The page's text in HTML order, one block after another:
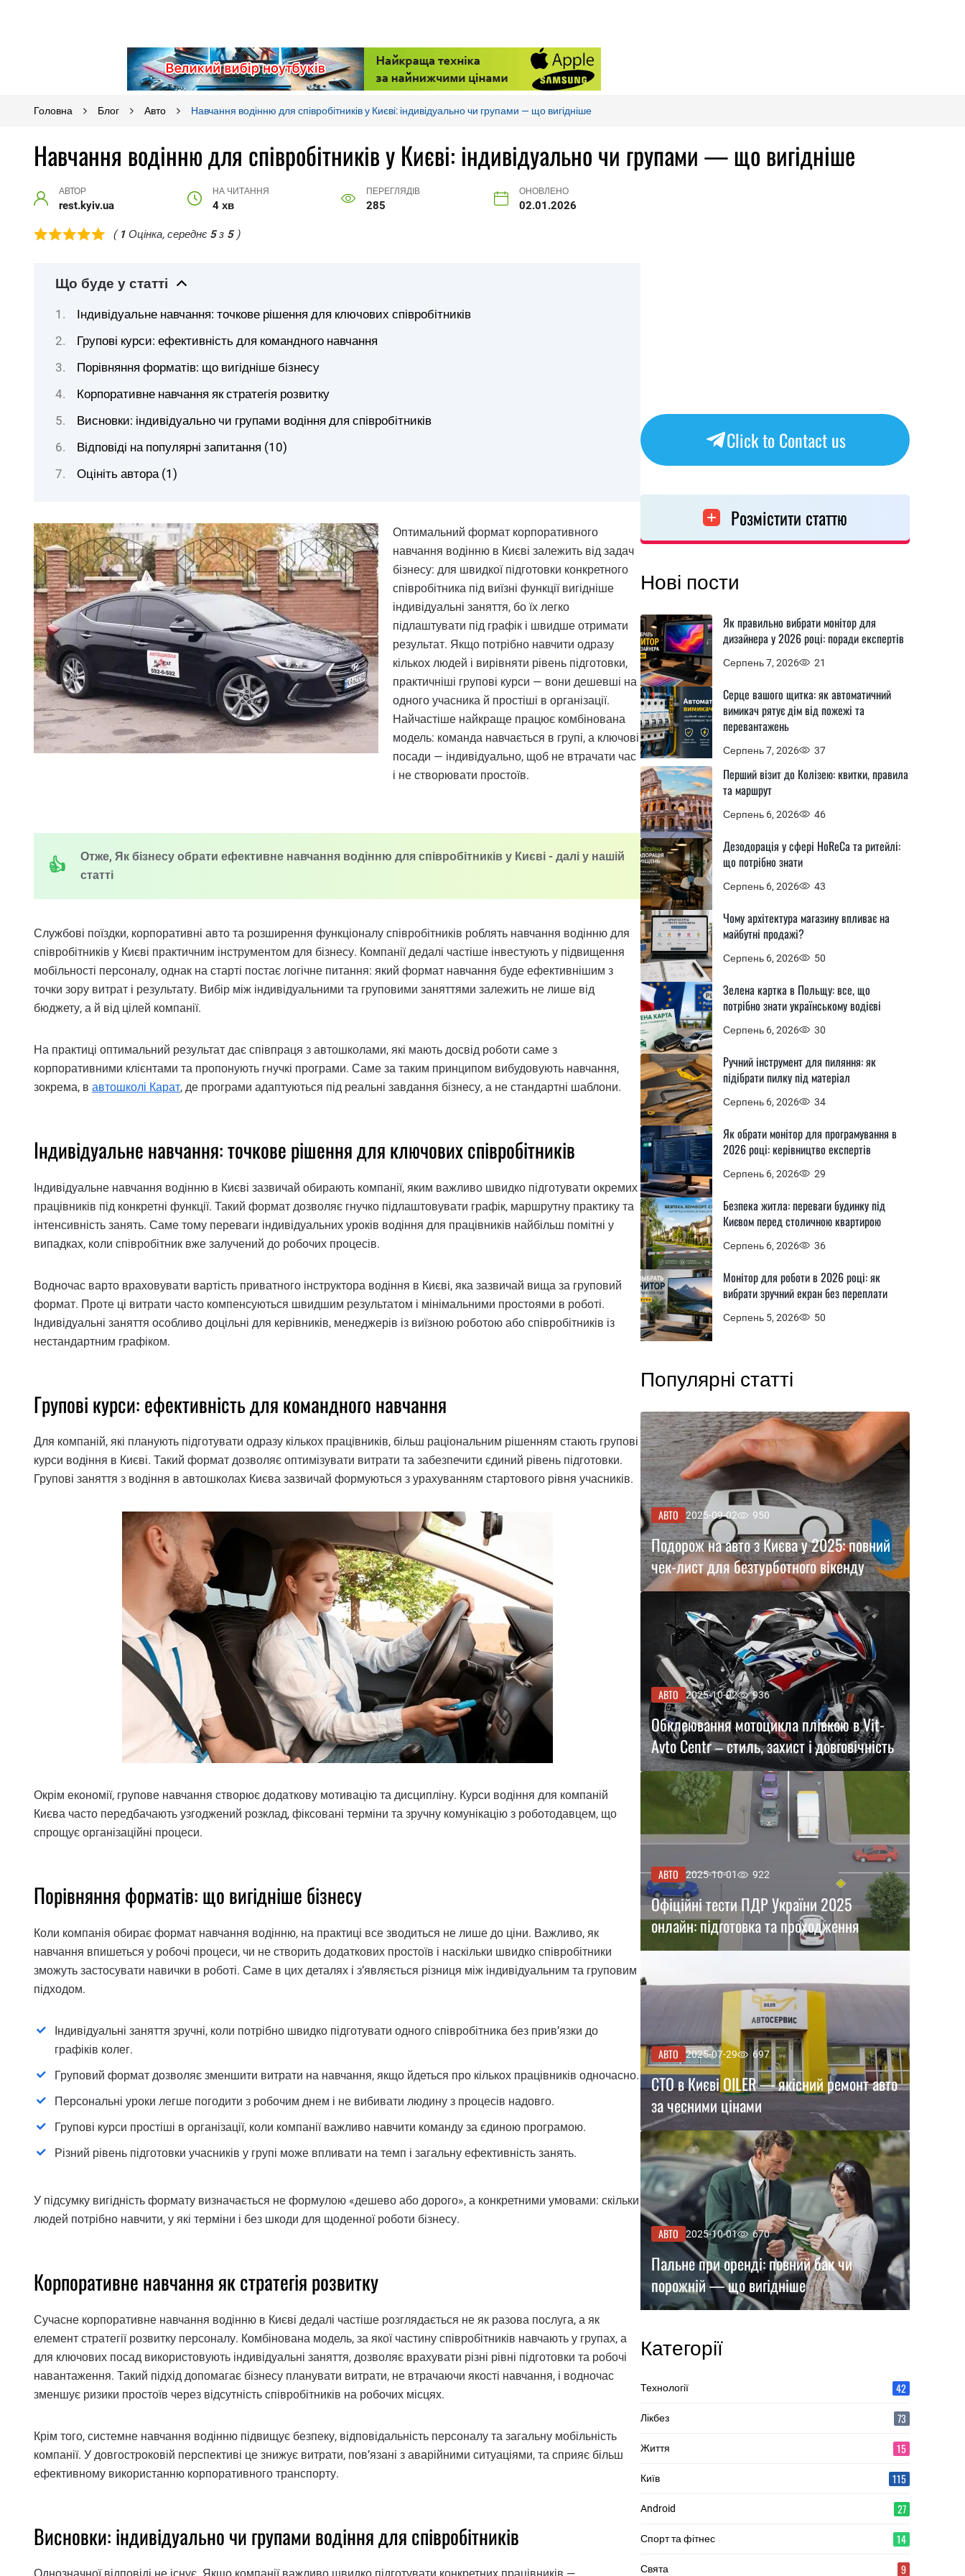
Головна Блог Авто Навчання водінню для співробітників у Києві: індивідуально чи групами — що вигідніше
Навчання водінню для співробітників у Києві: індивідуально чи групами — що вигідніше
АВТОР
rest.kyiv.ua
НА ЧИТАННЯ
4 хв
ПЕРЕГЛЯДІВ
285
ОНОВЛЕНО
02.01.2026
( 1 Оцінка, середнє 5з 5)
Що буде у статті
Індивідуальне навчання: точкове рішення для ключових співробітників
Групові курси: ефективність для командного навчання
Порівняння форматів: що вигідніше бізнесу
Корпоративне навчання як стратегія розвитку
Висновки: індивідуально чи групами водіння для співробітників
Відповіді на популярні запитання (10)
Оцініть автора (1)
Оптимальний формат корпоративного
навчання водінню в Києві залежить від задач
бізнесу: для швидкої підготовки конкретного
співробітника під виїзні функції вигідніше
індивідуальні заняття, бо їх легко
підлаштувати під графік і швидше отримати
результат. Якщо потрібно навчити одразу
кількох людей і вирівняти рівень підготовки,
практичніші групові курси — вони дешевші на
одного учасника й простіші в організації.
Найчастіше найкраще працює комбінована
модель: команда навчається в групі, а ключові
посади — індивідуально, щоб не втрачати час
і не створювати простоїв.
Отже, Як бізнесу обрати ефективне навчання водінню для співробітників у Києві - далі у нашій
статті
Службові поїздки, корпоративні авто та розширення функціоналу співробітників роблять навчання водінню для
співробітників у Києві практичним інструментом для бізнесу. Компанії дедалі частіше інвестують у підвищення
мобільності персоналу, однак на старті постає логічне питання: який формат навчання буде ефективнішим з
точки зору витрат і результату. Вибір між індивідуальними та груповими заняттями залежить не лише від
бюджету, а й від цілей компанії.
На практиці оптимальний результат дає співпраця з автошколами, які мають досвід роботи саме з
корпоративними клієнтами та пропонують гнучкі програми. Саме за таким принципом вибудовують навчання,
зокрема, в автошколі Карат, де програми адаптуються під реальні завдання бізнесу, а не стандартні шаблони.
Індивідуальне навчання: точкове рішення для ключових співробітників
Індивідуальне навчання водінню в Києві зазвичай обирають компанії, яким важливо швидко підготувати окремих
працівників під конкретні функції. Такий формат дозволяє гнучко підлаштовувати графік, маршрутну практику та
інтенсивність занять. Саме тому переваги індивідуальних уроків водіння для працівників найбільш помітні у
випадках, коли співробітник вже залучений до робочих процесів.
Водночас варто враховувати вартість приватного інструктора водіння в Києві, яка зазвичай вища за груповий
формат. Проте ці витрати часто компенсуються швидшим результатом і мінімальними простоями в роботі.
Індивідуальні заняття особливо доцільні для керівників, менеджерів із виїзною роботою або співробітників із
нестандартним графіком.
Групові курси: ефективність для командного навчання
Для компаній, які планують підготувати одразу кількох працівників, більш раціональним рішенням стають групові
курси водіння в Києві. Такий формат дозволяє оптимізувати витрати та забезпечити єдиний рівень підготовки.
Групові заняття з водіння в автошколах Києва зазвичай формуються з урахуванням стартового рівня учасників.
Окрім економії, групове навчання створює додаткову мотивацію та дисципліну. Курси водіння для компаній
Києва часто передбачають узгоджений розклад, фіксовані терміни та зручну комунікацію з роботодавцем, що
спрощує організаційні процеси.
Порівняння форматів: що вигідніше бізнесу
Коли компанія обирає формат навчання водінню, на практиці все зводиться не лише до ціни. Важливо, як
навчання впишеться у робочі процеси, чи не створить додаткових простоїв і наскільки швидко співробітники
зможуть застосувати навички в роботі. Саме в цих деталях і з’являється різниця між індивідуальним та груповим
підходом.
Індивідуальні заняття зручні, коли потрібно швидко підготувати одного співробітника без прив’язки до
графіків колег.
Груповий формат дозволяє зменшити витрати на навчання, якщо йдеться про кількох працівників одночасно.
Персональні уроки легше погодити з робочим днем і не вибивати людину з процесів надовго.
Групові курси простіші в організації, коли компанії важливо навчити команду за єдиною програмою.
Різний рівень підготовки учасників у групі може впливати на темп і загальну ефективність занять.
У підсумку вигідність формату визначається не формулою «дешево або дорого», а конкретними умовами: скільки
людей потрібно навчити, у які терміни і без шкоди для щоденної роботи бізнесу.
Корпоративне навчання як стратегія розвитку
Сучасне корпоративне навчання водінню в Києві дедалі частіше розглядається не як разова послуга, а як
елемент стратегії розвитку персоналу. Комбінована модель, за якої частину співробітників навчають у групах, а
для ключових посад використовують індивідуальні заняття, дозволяє врахувати різні рівні підготовки та робочі
навантаження. Такий підхід допомагає бізнесу планувати витрати, не втрачаючи якості навчання, і водночас
зменшує ризики простоїв через відсутність співробітників на робочих місцях.
Крім того, системне навчання водінню підвищує безпеку, відповідальність персоналу та загальну мобільність
компанії. У довгостроковій перспективі це знижує витрати, пов’язані з аварійними ситуаціями, та сприяє більш
ефективному використанню корпоративного транспорту.
Висновки: індивідуально чи групами водіння для співробітників
Click to Contact us
Розмістити статтю
Нові пости
Серпень 7, 2026 21
Як правильно вибрати монітор для
дизайнера у 2026 році: поради експертів
Серпень 7, 2026 37
Серце вашого щитка: як автоматичний
вимикач рятує дім від пожежі та
перевантажень
Серпень 6, 2026 46
Перший візит до Колізею: квитки, правила
та маршрут
Серпень 6, 2026 43
Дезодорація у сфері HoReCa та ритейлі:
що потрібно знати
Серпень 6, 2026 50
Чому архітектура магазину впливає на
майбутні продажі?
Серпень 6, 2026 30
Зелена картка в Польщу: все, що
потрібно знати українському водієві
Серпень 6, 2026 34
Ручний інструмент для пиляння: як
підібрати пилку під матеріал
Серпень 6, 2026 29
Як обрати монітор для програмування в
2026 році: керівництво експертів
Серпень 6, 2026 36
Безпека житла: переваги будинку під
Києвом перед столичною квартирою
Серпень 5, 2026 50
Монітор для роботи в 2026 році: як
вибрати зручний екран без переплати
Популярні статті
АВТО 2025-09-02 950
Подорож на авто з Києва у 2025: повний
чек-лист для безтурботного вікенду
АВТО 2025-10-02 936
Обклеювання мотоцикла плівкою в Vit-
Avto Centr – стиль, захист і довговічність
АВТО 2025-10-01 922
Офіційні тести ПДР України 2025
онлайн: підготовка та проходження
АВТО 2025-07-29 697
СТО в Києві OILER — якісний ремонт авто
за чесними цінами
АВТО 2025-10-01 670
Пальне при оренді: повний бак чи
порожній — що вигідніше
Категорії
Технології 42
Лікбез 73
Життя 15
Київ 115
Android 27
Спорт та фітнес 14
Свята 9